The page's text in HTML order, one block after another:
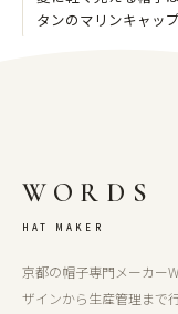
タンのマリンキャップ
WORDS
HAT MAKER
京都の帽子専門メーカー
ザインから生産管理まで